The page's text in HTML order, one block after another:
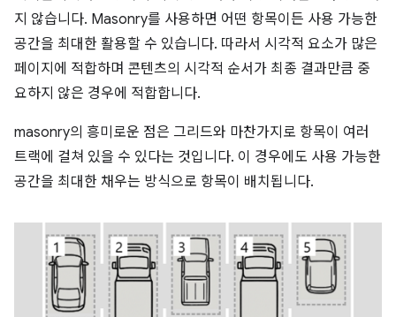
지 않습니다. Masonry를 사용하면 어떤 항목이든 사용 가능한
공간을 최대한 활용할 수 있습니다. 따라서 시각적 요소가 많은
페이지에 적합하며 콘텐츠의 시각적 순서가 최종 결과만큼 중
요하지 않은 경우에 적합합니다.
masonry의 흥미로운 점은 그리드와 마찬가지로 항목이 여러
트랙에 걸쳐 있을 수 있다는 것입니다. 이 경우에도 사용 가능한
공간을 최대한 채우는 방식으로 항목이 배치됩니다.